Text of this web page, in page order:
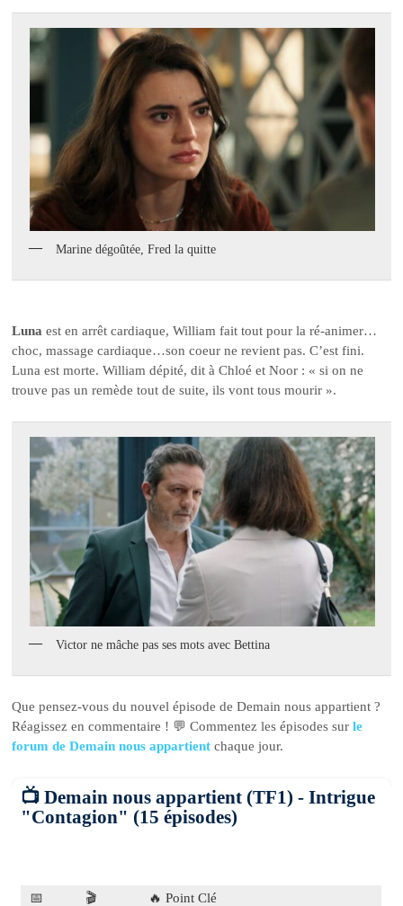
Marine dégoûtée, Fred la quitte
Luna est en arrêt cardiaque, William fait tout pour la ré-animer…
choc, massage cardiaque…son coeur ne revient pas. C’est fini.
Luna est morte. William dépité, dit à Chloé et Noor : « si on ne
trouve pas un remède tout de suite, ils vont tous mourir ».
Victor ne mâche pas ses mots avec Bettina
Que pensez-vous du nouvel épisode de Demain nous appartient ?
Réagissez en commentaire ! 💬 Commentez les épisodes surle
forum de Demain nous appartient chaque jour.
📺 Demain nous appartient (TF1) - Intrigue
"Contagion" (15 épisodes)
📅
🎬
🔥 Point Clé